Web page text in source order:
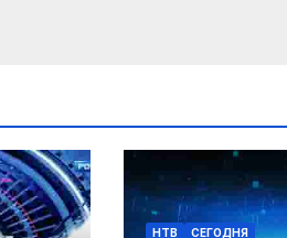
НТВ СЕГОДНЯ